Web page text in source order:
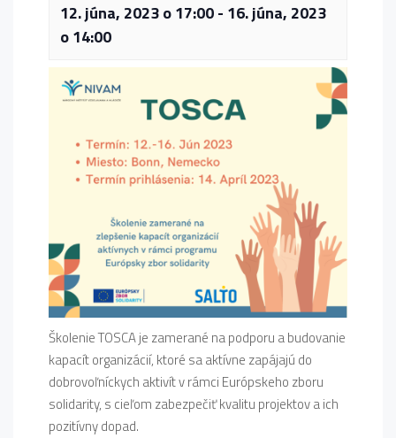
12. júna, 2023 o 17:00- 16. júna, 2023
o 14:00
Školenie TOSCA je zamerané na podporu a budovanie
kapacít organizácií, ktoré sa aktívne zapájajú do
dobrovoľníckych aktivít v rámci Európskeho zboru
solidarity, s cieľom zabezpečiť kvalitu projektov a ich
pozitívny dopad.